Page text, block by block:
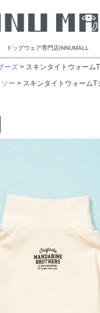
ドッグウェア専門店INNUMALL
ーズ
スキンタイトウォーム
ー スキンタイトウォームT
ホリック
ーベー君 クー
タンクトッ
ライフライク
寝そべり
レーナー